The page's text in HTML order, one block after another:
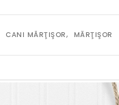
CANI MĂRŢIŞOR, MĂRŢIŞOR